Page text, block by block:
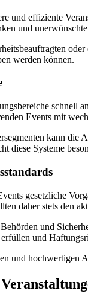
und effiziente
und
werden können.
schnell
Events mit
kann die
diese Systeme
gesetzliche
daher stets den
und
und
und